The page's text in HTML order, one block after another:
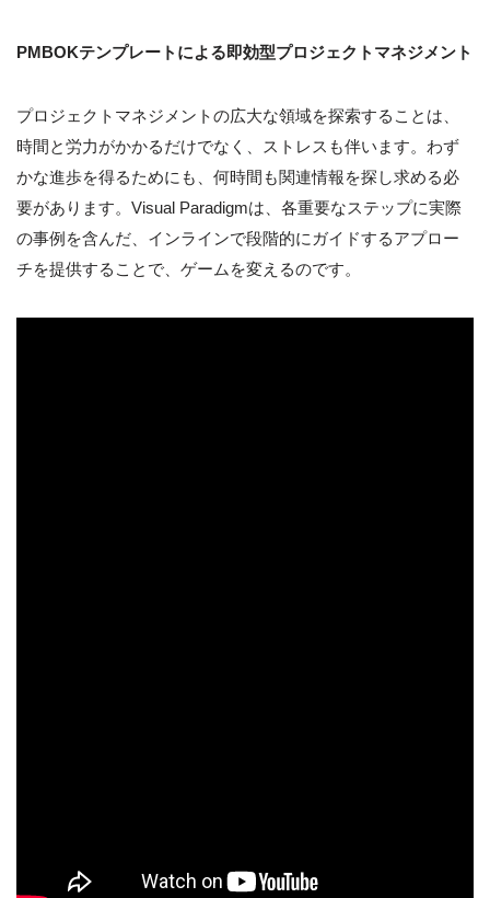
PMBOKテンプレートによる即効型プロジェクトマネジメント
プロジェクトマネジメントの広大な領域を探索することは、
時間と労力がかかるだけでなく、ストレスも伴います。わず
かな進歩を得るためにも、何時間も関連情報を探し求める必
要があります。Visual Paradigmは、各重要なステップに実際
の事例を含んだ、インラインで段階的にガイドするアプロー
チを提供することで、ゲームを変えるのです。